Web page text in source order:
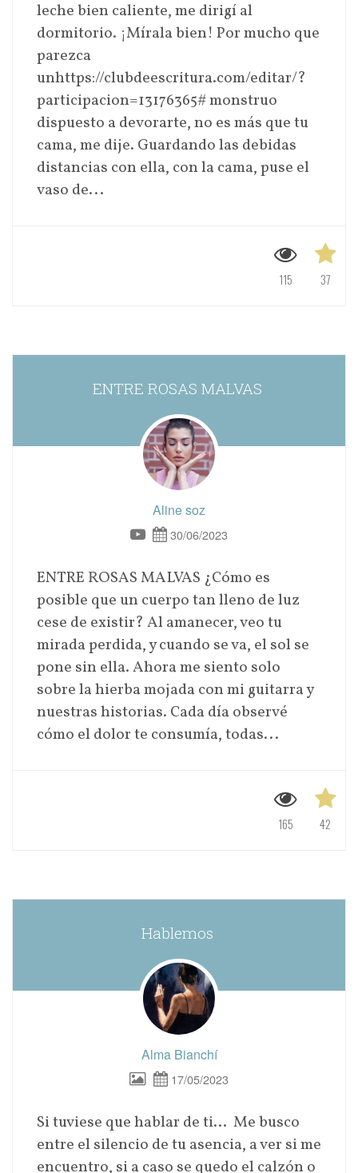
leche bien caliente, me dirigí al
dormitorio. ¡Mírala bien! Por mucho que
parezca
unhttps://clubdeescritura.com/editar/?
participacion=13176365# monstruo
dispuesto a devorarte, no es más que tu
cama, me dije. Guardando las debidas
distancias con ella, con la cama, puse el
vaso de...
37
115
ENTRE ROSAS MALVAS
Aline soz
30/06/2023
ENTRE ROSAS MALVAS ¿Cómo es
posible que un cuerpo tan lleno de luz
cese de existir? Al amanecer, veo tu
mirada perdida, y cuando se va, el sol se
pone sin ella. Ahora me siento solo
sobre la hierba mojada con mi guitarra y
nuestras historias. Cada día observé
cómo el dolor te consumía, todas...
42
165
Hablemos
Alma Bianchí
17/05/2023
Si tuviese que hablar de ti… Me busco
entre el silencio de tu asencia, a ver si me
encuentro, si a caso se quedo el calzón o